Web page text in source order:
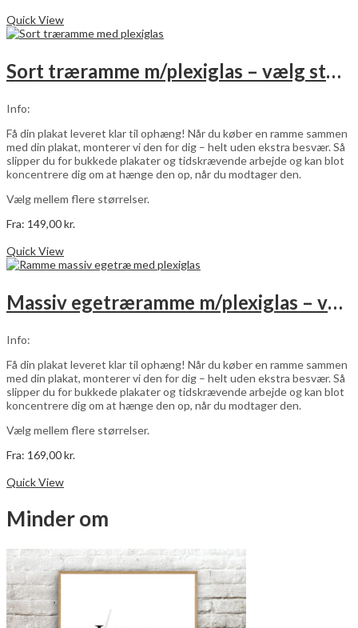
har
Mulighederne
varesiden
Quick View
Sort træramme m/plexiglas – vælg størrelse
Info:
Få din plakat leveret klar til ophæng! Når du køber en ramme sammen
med din plakat, monterer vi den for dig – helt uden ekstra besvær. Så
slipper du for bukkede plakater og tidskrævende arbejde og kan blot
koncentrere dig om at hænge den op, når du modtager den.
Vælg mellem flere størrelser.
Fra: 149,00kr.
har
Mulighederne
varesiden
Quick View
Massiv egetræramme m/plexiglas – vælg størrelse
Info:
Få din plakat leveret klar til ophæng! Når du køber en ramme sammen
med din plakat, monterer vi den for dig – helt uden ekstra besvær. Så
slipper du for bukkede plakater og tidskrævende arbejde og kan blot
koncentrere dig om at hænge den op, når du modtager den.
Vælg mellem flere størrelser.
Fra: 169,00kr.
varianter.
kan
vælges
på
Quick View
Minder om